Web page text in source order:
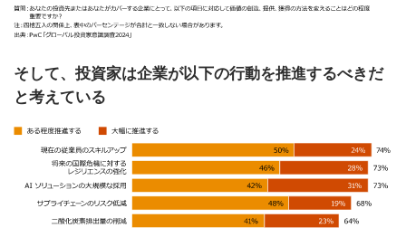
そして、投資家は企業が以下の行動を推進するべきだ
と考えている